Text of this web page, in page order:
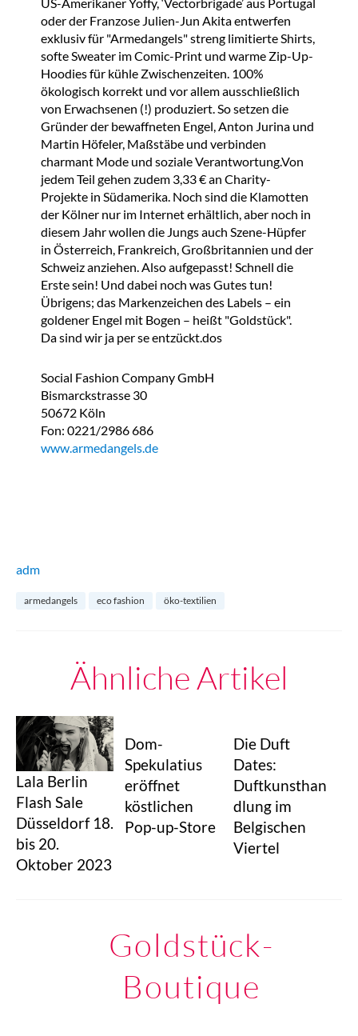
oder der Franzose Julien-Jun Akita entwerfen
exklusiv für "Armedangels" streng limitierte Shirts,
softe Sweater im Comic-Print und warme Zip-Up-
Hoodies für kühle Zwischenzeiten. 100%
ökologisch korrekt und vor allem ausschließlich
von Erwachsenen (!) produziert. So setzen die
Gründer der bewaffneten Engel, Anton Jurina und
Martin Höfeler, Maßstäbe und verbinden
charmant Mode und soziale Verantwortung.Von
jedem Teil gehen zudem 3,33 € an Charity-
Projekte in Südamerika. Noch sind die Klamotten
der Kölner nur im Internet erhältlich, aber noch in
diesem Jahr wollen die Jungs auch Szene-Hüpfer
in Österreich, Frankreich, Großbritannien und der
Schweiz anziehen. Also aufgepasst! Schnell die
Erste sein! Und dabei noch was Gutes tun!
Übrigens; das Markenzeichen des Labels – ein
goldener Engel mit Bogen – heißt "Goldstück".
Da sind wir ja per se entzückt.dos
Social Fashion Company GmbH
Bismarckstrasse 30
50672 Köln
Fon: 0221/2986 686
www.armedangels.de
adm
armedangels eco fashion öko-textilien
Ähnliche Artikel
Lala Berlin
Flash Sale
Düsseldorf 18.
bis 20.
Oktober 2023
Dom-
Spekulatius
eröffnet
köstlichen
Pop-up-Store
Die Duft
Dates:
Duftkunsthan
dlung im
Belgischen
Viertel
Goldstück-
Boutique